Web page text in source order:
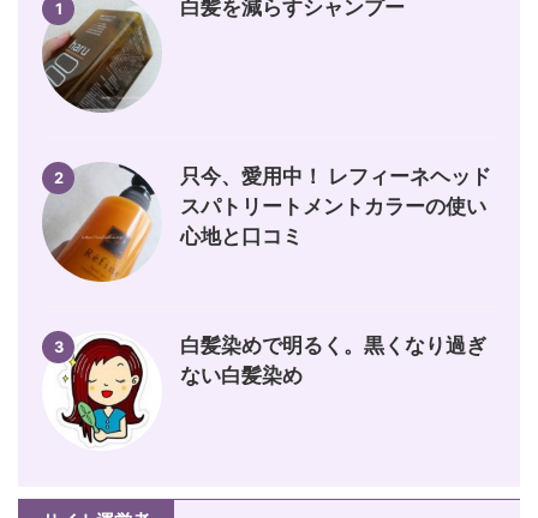
1 白髪を減らすシャンプー
2
只今、愛用中！ レフィーネヘッド
スパトリートメントカラーの使い
心地と口コミ
3
白髪染めで明るく。黒くなり過ぎ
ない白髪染め